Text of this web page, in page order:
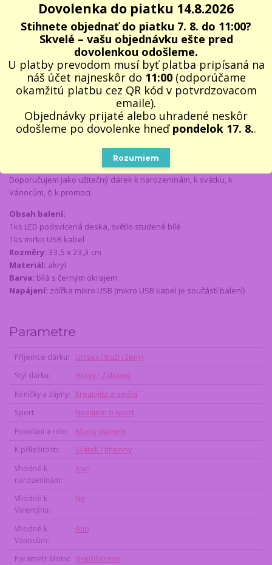
papír, čímž lze předlohu obrázku perfektně obkresit. Díky možnosti
nastavení až 3 intenzit podsvícení je možné si nastavit intenzitu LED
světla dle potřeby a gramáže papíru. Použití této Podsvícené LED
tabulky na obkreslování je navíc velice snadné. Stačí dát papír s
předlohou na desku a na ní čistý papír, a pak už jen obkreslit a
radovat se z nového krásného obrázku. Je snadné si obkresil
zvířátko, portrét, zátiší, oblíbenou kreslenou postavu atd. Jedná se o
skvělou pomůcku nejen pro děti, ale i pro studenty, umělce,
designéry nebo kutily pro obkreslení různých plánků a návrhů. LED
deska je vyrobena z akrylu, proto je velice lehká, tenká a vypadá
desky je dotykové. Lze jí kamkoliv vzít se sebou a připojit k
jakémukoliv zdroji USB ( notebook, PC, USB adaptér atd.).
Doporučujem jako užitečný dárek k narozeninám, k svátku, k
Vánocům, či k promoci.
Obsah balení:
1ks LED podsvícená deska, světlo studené bílé
1ks mirko USB kabel
Rozměry: 33,5 x 23,3 cm
Materiál: akryl
Barva: bílá s černým okrajem
Napájení: zdířka mikro USB (mikro USB kabel je součástí balení)
Parametre
Příjemce dárku
Unisex (muži i ženy)
Styl dárku
Hravý / Zábavný
Koníčky a zájmy
Kreativita a umění
Sport
Nezájem o sport
Povolání a role
Mladý duchem
K příležitosti
Svátek / Jmeniny
Vhodné k
narozeninám
Ano
Vhodné k
Valentýnu
Ne
Vhodné k
Vánocům
Ano
Parametr Motiv
Nepřiřazeno
Dovolenka do piatku 14.8.2026
Stihnete objednať do piatku 7. 8. do 11:00?
Skvelé – vašu objednávku ešte pred
dovolenkou odošleme.
U platby prevodom musí byť platba pripísaná na
náš účet najneskôr do 11:00(odporúčame
okamžitú platbu cez QR kód v potvrdzovacom
emaile).
Objednávky prijaté alebo uhradené neskôr
odošleme po dovolenke hneďpondelok 17. 8..
Rozumiem